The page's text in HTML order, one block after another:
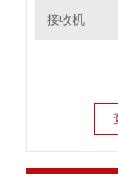
接收机